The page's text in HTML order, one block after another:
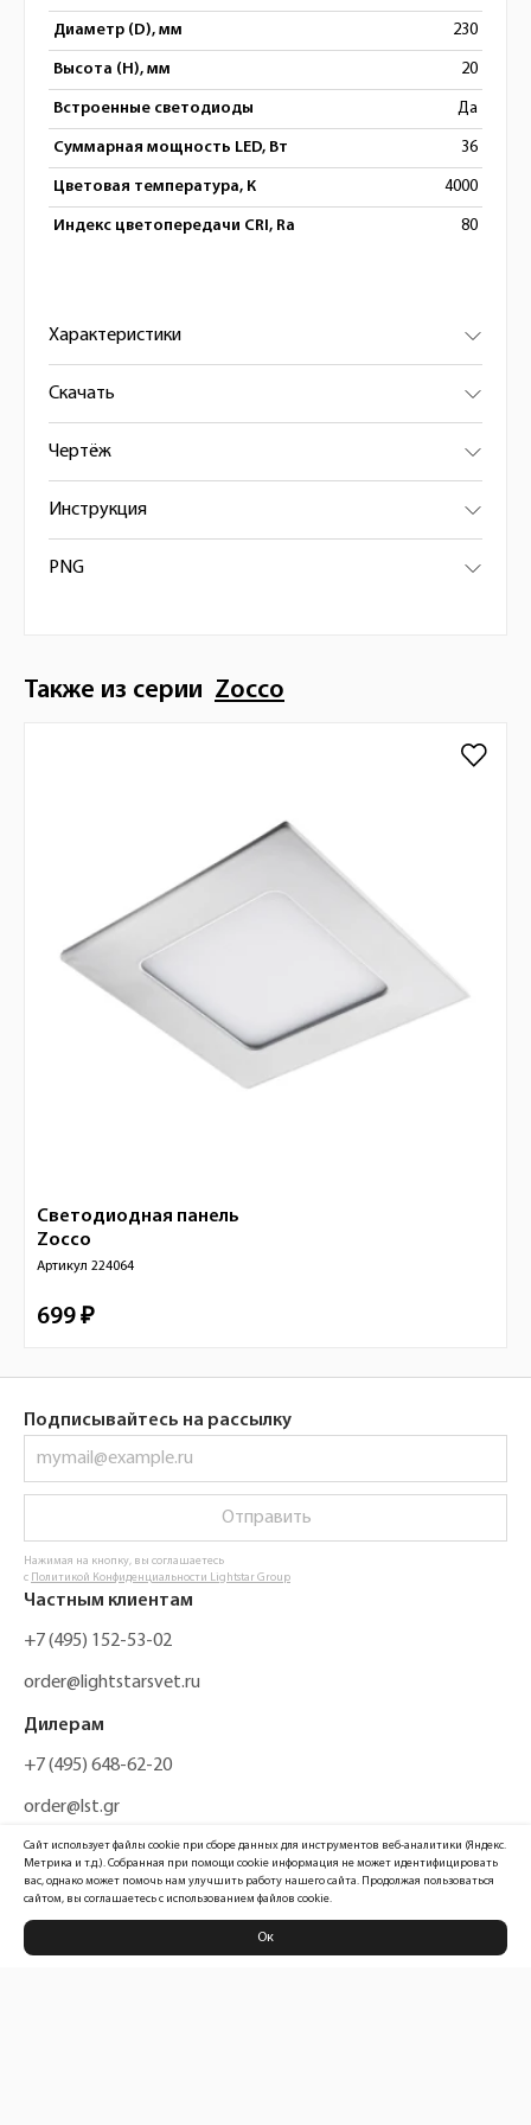
Диаметр (D), мм 230
Высота (H), мм 20
Встроенные светодиоды Да
Суммарная мощность LED, Вт 36
Цветовая температура, К 4000
Индекс цветопередачи CRI, Ra 80
Характеристики
Скачать
Чертёж
Инструкция
PNG
Также из серии Zocco
Светодиодная панель
Zocco
Артикул 224064
699 ₽
Подписывайтесь на рассылку
Отправить
Нажимая на кнопку, вы соглашаетесь
с Политикой Конфиденциальности Lightstar Group
Частным клиентам
+7 (495) 152-53-02
order@lightstarsvet.ru
Дилерам
+7 (495) 648-62-20
order@lst.gr
Политика конфиденциальности
Сайт использует файлы cookie при сборе данных для инструментов веб-аналитики (Яндекс.
Метрика и т.д.). Собранная при помощи cookie информация не может идентифицировать
вас, однако может помочь нам улучшить работу нашего сайта. Продолжая пользоваться
сайтом, вы соглашаетесь с использованием файлов cookie.
Ок